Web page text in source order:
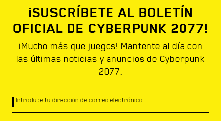
¡SUSCRÍBETE AL BOLETÍN
OFICIAL DE CYBERPUNK 2077!
¡Mucho más que juegos! Mantente al día con
las últimas noticias y anuncios de Cyberpunk
2077.
Introduce tu dirección de correo electrónico